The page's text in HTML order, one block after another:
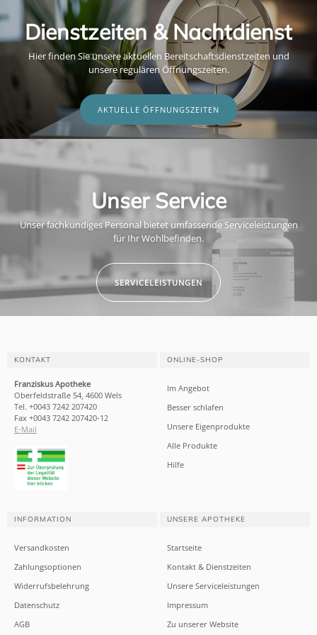
Dienstzeiten & Nachtdienst
Hier finden Sie unsere aktuellen Bereitschaftsdienstzeiten und
unsere regulären Öffnungszeiten.
AKTUELLE ÖFFNUNGSZEITEN
Unser Service
Unser fachkundiges Personal bietet umfassende Serviceleistungen
für Ihr Wohlbefinden.
SERVICELEISTUNGEN
KONTAKT
Franziskus Apotheke
Oberfeldstraße 54, 4600 Wels
Tel. +0043 7242 207420
Fax +0043 7242 207420-12
E-Mail
ONLINE-SHOP
Im Angebot
Besser schlafen
Unsere Eigenprodukte
Alle Produkte
Hilfe
INFORMATION
Versandkosten
Zahlungsoptionen
Widerrufsbelehrung
Datenschutz
AGB
UNSERE APOTHEKE
Startseite
Kontakt & Dienstzeiten
Unsere Serviceleistungen
Impressum
Zu unserer Website